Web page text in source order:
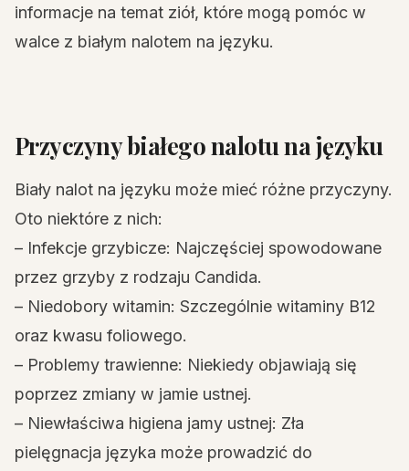
informacje na temat ziół, które mogą pomóc w
walce z białym nalotem na języku.
Przyczyny białego nalotu na języku
Biały nalot na języku może mieć różne przyczyny.
Oto niektóre z nich:
– Infekcje grzybicze: Najczęściej spowodowane
przez grzyby z rodzaju Candida.
– Niedobory witamin: Szczególnie witaminy B12
oraz kwasu foliowego.
– Problemy trawienne: Niekiedy objawiają się
poprzez zmiany w jamie ustnej.
– Niewłaściwa higiena jamy ustnej: Zła
pielęgnacja języka może prowadzić do